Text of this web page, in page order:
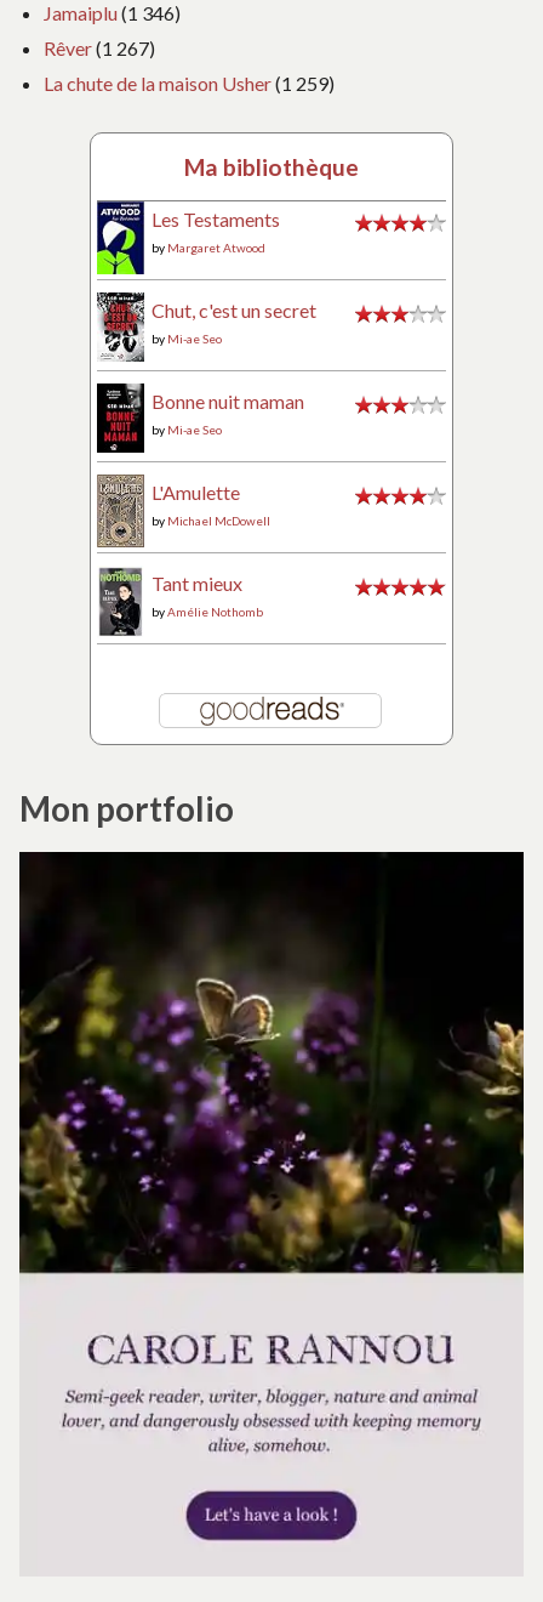
Jamaiplu(1 346)
Rêver(1 267)
La chute de la maison Usher(1 259)
Ma bibliothèque
Les Testaments
by Margaret Atwood
Chut, c'est un secret
by Mi-ae Seo
Bonne nuit maman
by Mi-ae Seo
L'Amulette
by Michael McDowell
Tant mieux
byAmélie Nothomb
Mon portfolio